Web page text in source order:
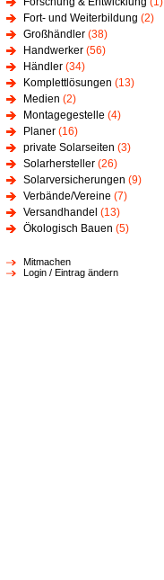
Fort- und Weiterbildung (2)
Großhändler (38)
Handwerker (56)
Händler (34)
Komplettlösungen (13)
Medien (2)
Montagegestelle (4)
Planer (16)
private Solarseiten (3)
Solarhersteller (26)
Solarversicherungen (9)
Verbände/Vereine (7)
Versandhandel (13)
Ökologisch Bauen (5)
Mitmachen
Login / Eintrag ändern